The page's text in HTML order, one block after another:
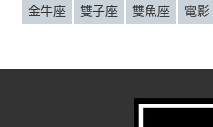
金牛座
雙子座 雙魚座 電影